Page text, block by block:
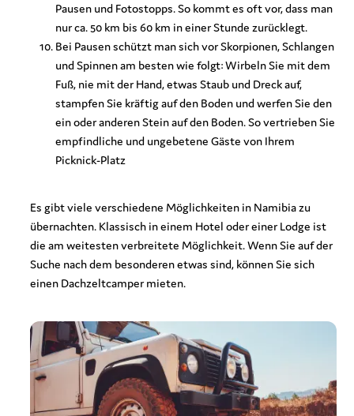
Pausen und Fotostopps. So kommt es oft vor, dass man
nur ca. 50 km bis 60 km in einer Stunde zurücklegt.
Bei Pausen schützt man sich vor Skorpionen, Schlangen
und Spinnen am besten wie folgt: Wirbeln Sie mit dem
Fuß, nie mit der Hand, etwas Staub und Dreck auf,
stampfen Sie kräftig auf den Boden und werfen Sie den
ein oder anderen Stein auf den Boden. So vertrieben Sie
empfindliche und ungebetene Gäste von Ihrem
Picknick-Platz
Es gibt viele verschiedene Möglichkeiten in Namibia zu
übernachten. Klassisch in einem Hotel oder einer Lodge ist
die am weitesten verbreitete Möglichkeit. Wenn Sie auf der
Suche nach dem besonderen etwas sind, können Sie sich
einen Dachzeltcamper mieten.